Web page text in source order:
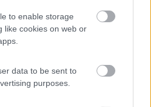
to enable storage
like cookies on web or
data to be sent to
purposes.
8 1
ombra, 21 posti senza